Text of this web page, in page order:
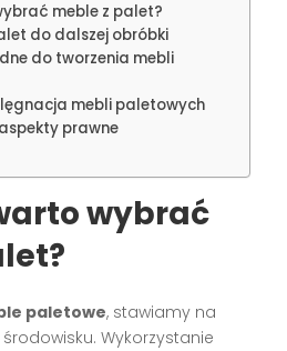
meble z palet?
do dalszej obróbki
do tworzenia mebli
mebli paletowych
prawne
wybrać
paletowe, stawiamy na
Wykorzystanie